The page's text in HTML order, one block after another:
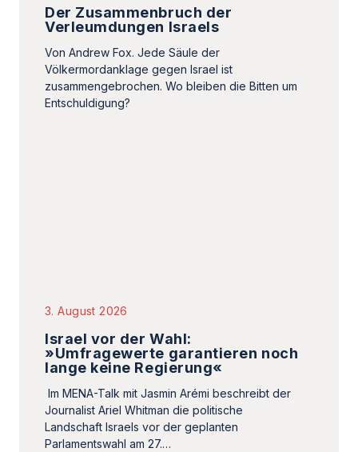
Der Zusammenbruch der
Verleumdungen Israels
Von Andrew Fox. Jede Säule der
Völkermordanklage gegen Israel ist
zusammengebrochen. Wo bleiben die Bitten um
Entschuldigung?
3. August 2026
Israel vor der Wahl:
»Umfragewerte garantieren noch
lange keine Regierung«
Im MENA-Talk mit Jasmin Arémi beschreibt der
Journalist Ariel Whitman die politische
Landschaft Israels vor der geplanten
Parlamentswahl am 27.…